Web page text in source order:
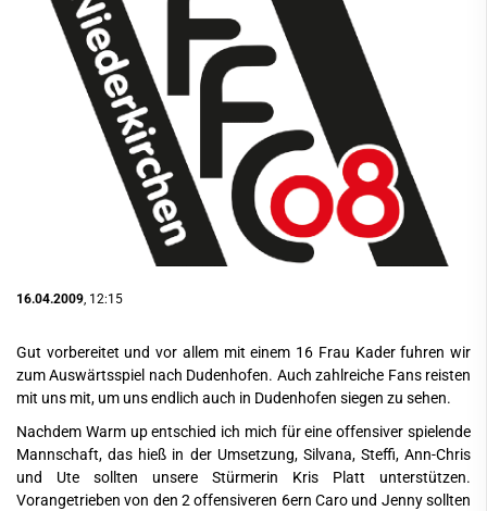
16.04.2009 , 12:15
Gut vorbereitet und vor allem mit einem 16 Frau Kader fuhren wir
zum Auswärtsspiel nach Dudenhofen. Auch zahlreiche Fans reisten
mit uns mit, um uns endlich auch in Dudenhofen siegen zu sehen.
Nachdem Warm up entschied ich mich für eine offensiver spielende
Mannschaft, das hieß in der Umsetzung, Silvana, Steffi, Ann-Chris
und Ute sollten unsere Stürmerin Kris Platt unterstützen.
Vorangetrieben von den 2 offensiveren 6ern Caro und Jenny sollten